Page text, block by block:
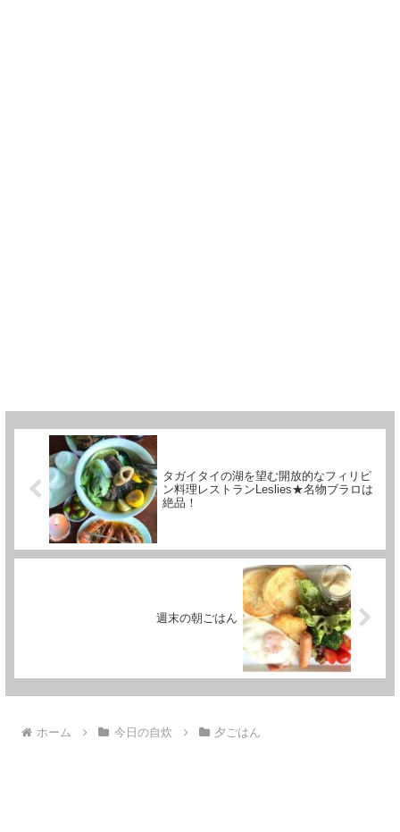
タガイタイの湖を望む開放的なフィリピ
ン料理レストランLeslies★名物ブラロは
絶品！
週末の朝ごはん
ホーム 今日の自炊 夕ごはん